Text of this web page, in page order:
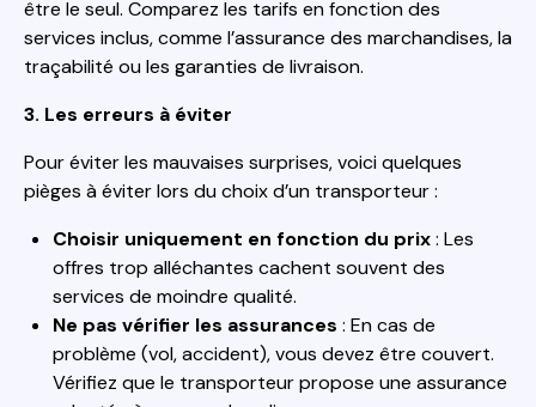
être le seul. Comparez les tarifs en fonction des
services inclus, comme l’assurance des marchandises, la
traçabilité ou les garanties de livraison.
3. Les erreurs à éviter
Pour éviter les mauvaises surprises, voici quelques
pièges à éviter lors du choix d’un transporteur :
Choisir uniquement en fonction du prix: Les
offres trop alléchantes cachent souvent des
services de moindre qualité.
Ne pas vérifier les assurances : En cas de
problème (vol, accident), vous devez être couvert.
Vérifiez que le transporteur propose une assurance